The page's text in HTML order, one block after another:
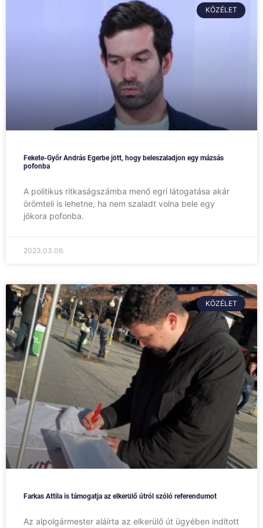
KÖZÉLET
Fekete-Győr András Egerbe jött, hogy beleszaladjon egy mázsás
pofonba
A politikus ritkaságszámba menő egri látogatása akár
örömteli is lehetne, ha nem szaladt volna bele egy
jókora pofonba.
2023.03.06.
KÖZÉLET
Farkas Attila is támogatja az elkerülő útról szóló referendumot
Az alpolgármester aláírta az elkerülő út ügyében indított